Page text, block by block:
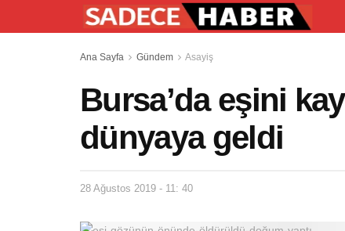
Ana Sayfa Gündem Asayiş
Bursa’da eşini
dünyaya geldi
28 Ağustos 2019 - 11: 40